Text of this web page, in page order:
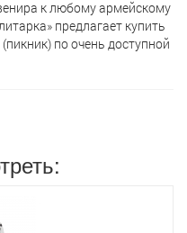
к любому армейскому
предлагает кyпить
по очень доступной